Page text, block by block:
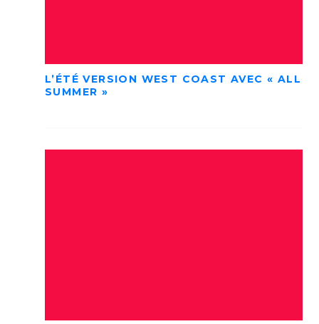
L’ÉTÉ VERSION WEST COAST AVEC « ALL
SUMMER »